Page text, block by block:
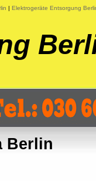
| Elektrogeräte Entsorgung
Berlin